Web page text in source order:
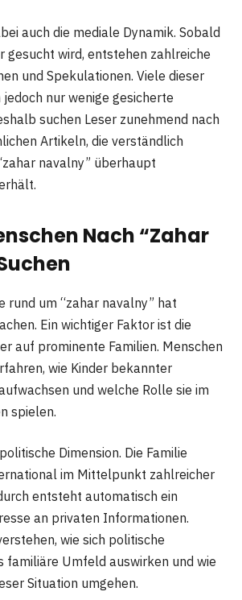
auch die mediale Dynamik. Sobald
gesucht wird, entstehen zahlreiche
und Spekulationen. Viele dieser
nur wenige gesicherte
suchen Leser zunehmend nach
Artikeln, die verständlich
navalny” überhaupt
Nach “Zahar
rund um “zahar navalny” hat
Ein wichtiger Faktor ist die
auf prominente Familien. Menschen
wie Kinder bekannter
und welche Rolle sie im
spielen.
Dimension. Die Familie
im Mittelpunkt zahlreicher
entsteht automatisch ein
an privaten Informationen.
wie sich politische
familiäre Umfeld auswirken und wie
Situation umgehen.